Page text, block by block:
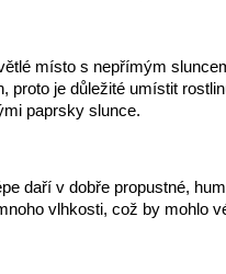
místo s nepřímým
proto je důležité umístit
paprsky slunce.
daří v dobře propustné,
vlhkosti, což by mohlo